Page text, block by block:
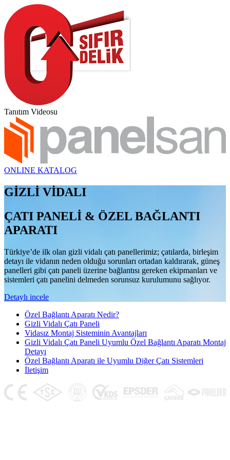
Tanıtım Videosu
ONLINE KATALOG
GİZLİ VİDALI
ÇATI PANELİ & ÖZEL BAĞLANTI
APARATI
Türkiye’de ilk olan gizli vidalı çatı panellerimiz; çatılarda, birleşim
detayı ile vidanın neden olduğu sorunları ortadan kaldırarak, güneş
panelleri gibi çatı paneli üzerine bağlantısı gereken ekipmanları ve
sistemleri çatı panelini delmeden sorunsuz kurulumunu sağlıyor.
Detaylı incele
Özel Bağlantı Aparatı Nedir?
Gizli Vidalı Çatı Paneli
Vidasız Montaj Sisteminin Avantajları
Gizli Vidalı Çatı Paneli Uyumlu Özel Bağlantı Aparatı Montaj
Detayı
Özel Bağlantı Aparatı ile Uyumlu Diğer Çatı Sistemleri
İletişim